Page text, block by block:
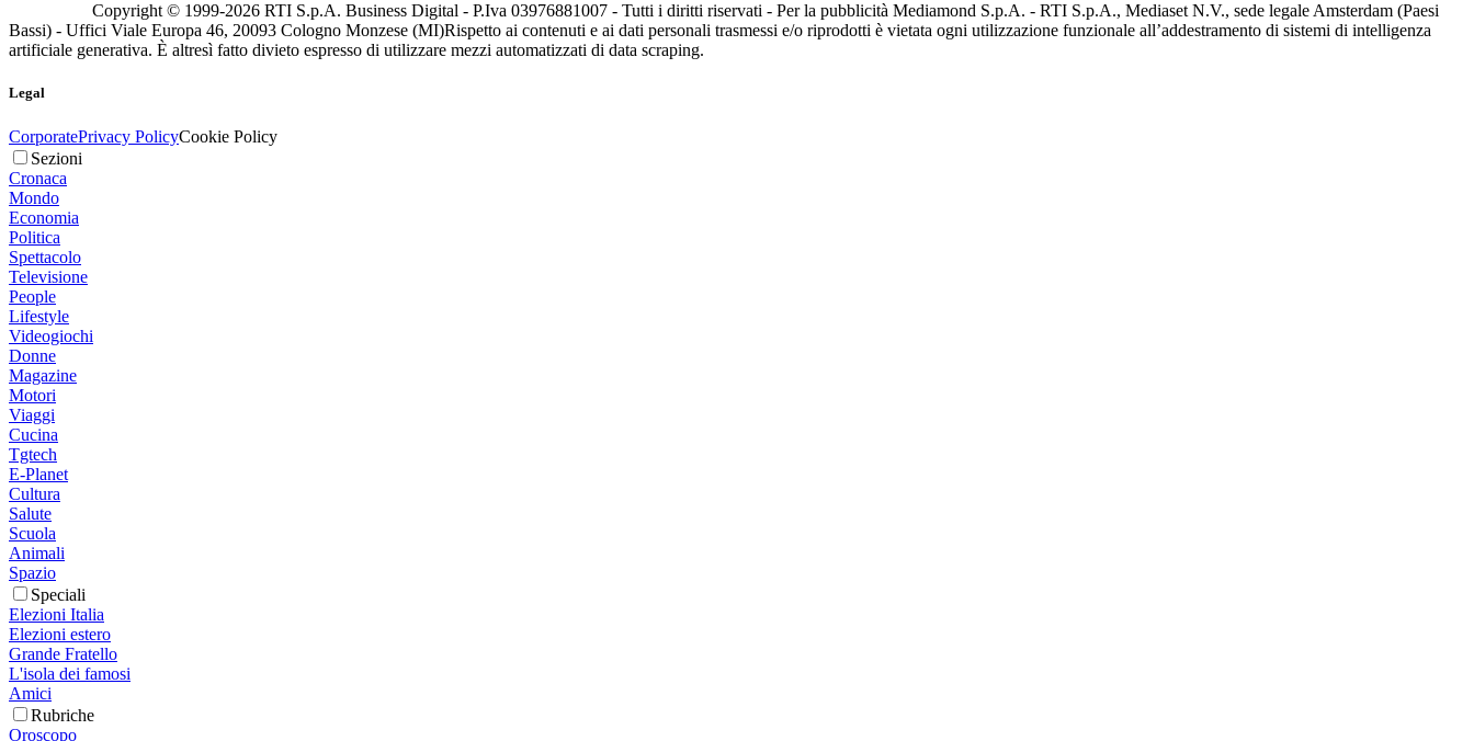
Copyright © 1999-2026 RTI S.p.A. Business Digital - P.Iva 03976881007 - Tutti i diritti riservati - Per la pubblicità Mediamond S.p.A. - RTI S.p.A., Mediaset N.V., sede legale Amsterdam (Paesi
Bassi) - Uffici Viale Europa 46, 20093 Cologno Monzese (MI)Rispetto ai contenuti e ai dati personali trasmessi e/o riprodotti è vietata ogni utilizzazione funzionale all’addestramento di sistemi di intelligenza
artificiale generativa. È altresì fatto divieto espresso di utilizzare mezzi automatizzati di data scraping.
Legal
CorporatePrivacy PolicyCookie Policy
Sezioni
Cronaca
Mondo
Economia
Politica
Spettacolo
Televisione
People
Lifestyle
Videogiochi
Donne
Magazine
Motori
Viaggi
Cucina
Tgtech
E-Planet
Cultura
Salute
Scuola
Animali
Spazio
Speciali
Elezioni Italia
Elezioni estero
Grande Fratello
L'isola dei famosi
Amici
Rubriche
Oroscopo